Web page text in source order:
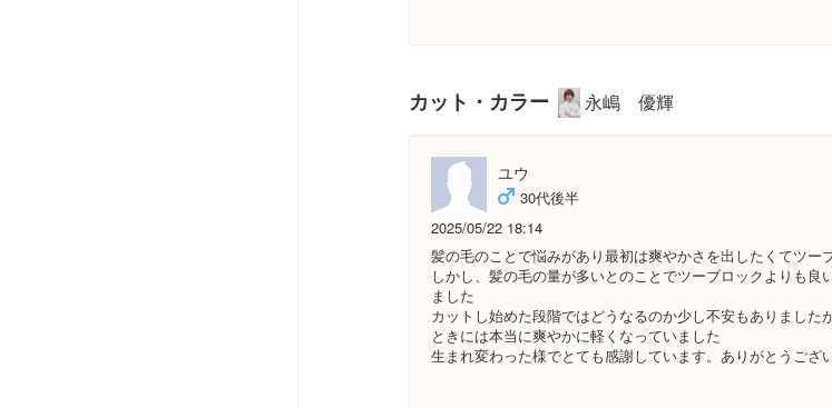
カット・カラー 永嶋 優輝
ユウ
30代後半
2025/05/22 18:14
髪の毛のことで悩みがあり最初は爽やかさを出したくてツー
しかし、髪の毛の量が多いとのことでツーブロックよりも良
ました
カットし始めた段階ではどうなるのか少し不安もありました
ときには本当に爽やかに軽くなっていました
生まれ変わった様でとても感謝しています。ありがとうござ